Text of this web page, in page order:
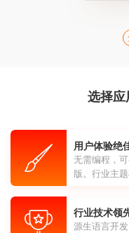
选择应
用户体验绝
无需编程，
版。行业主
行业技术领
源生语言开